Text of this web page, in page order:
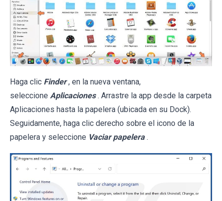
Haga clic Finder , en la nueva ventana,
seleccione Aplicaciones . Arrastre la app desde la carpeta
Aplicaciones hasta la papelera (ubicada en su Dock).
Seguidamente, haga clic derecho sobre el icono de la
papelera y seleccione Vaciar papelera .